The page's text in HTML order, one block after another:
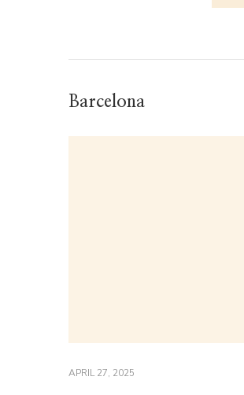
Barcelona
APRIL 27, 2025